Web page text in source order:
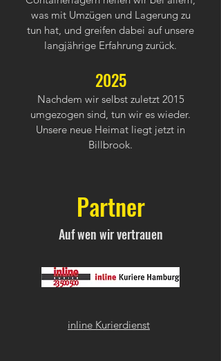
was mit Umzügen und Lagerung zu
tun hat, und greifen dabei auf unsere
langjährige Erfahrung zurück.
2025
Nachdem wir selbst zuletzt 2015
umgezogen sind, tun wir es wieder.
Unsere neue Heimat liegt jetzt in
Billbrook.
Partner
Auf wen wir vertrauen
inline Kurierdienst